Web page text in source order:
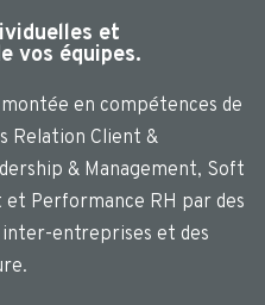
et
vos équipes.
en compétences de
Relation Client &
& Management, Soft
Performance RH par des
entreprises et des